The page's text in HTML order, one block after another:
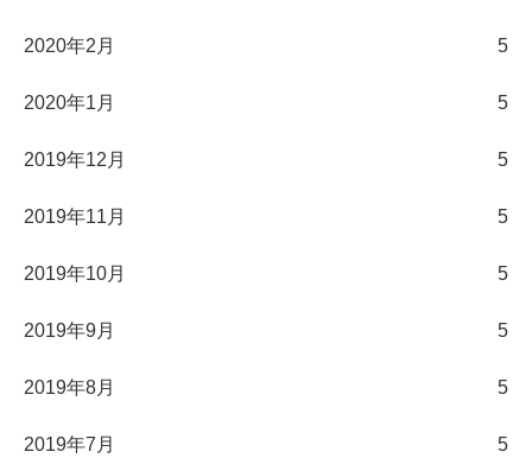
2020年2月 5
2020年1月 5
2019年12月 5
2019年11月 5
2019年10月 5
2019年9月 5
2019年8月 5
2019年7月 5